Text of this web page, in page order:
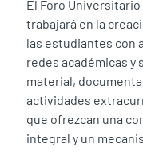
El Foro
trabajará en la
las estudiantes con
redes académicas y
material,
actividades
que ofrezcan una
integral y un